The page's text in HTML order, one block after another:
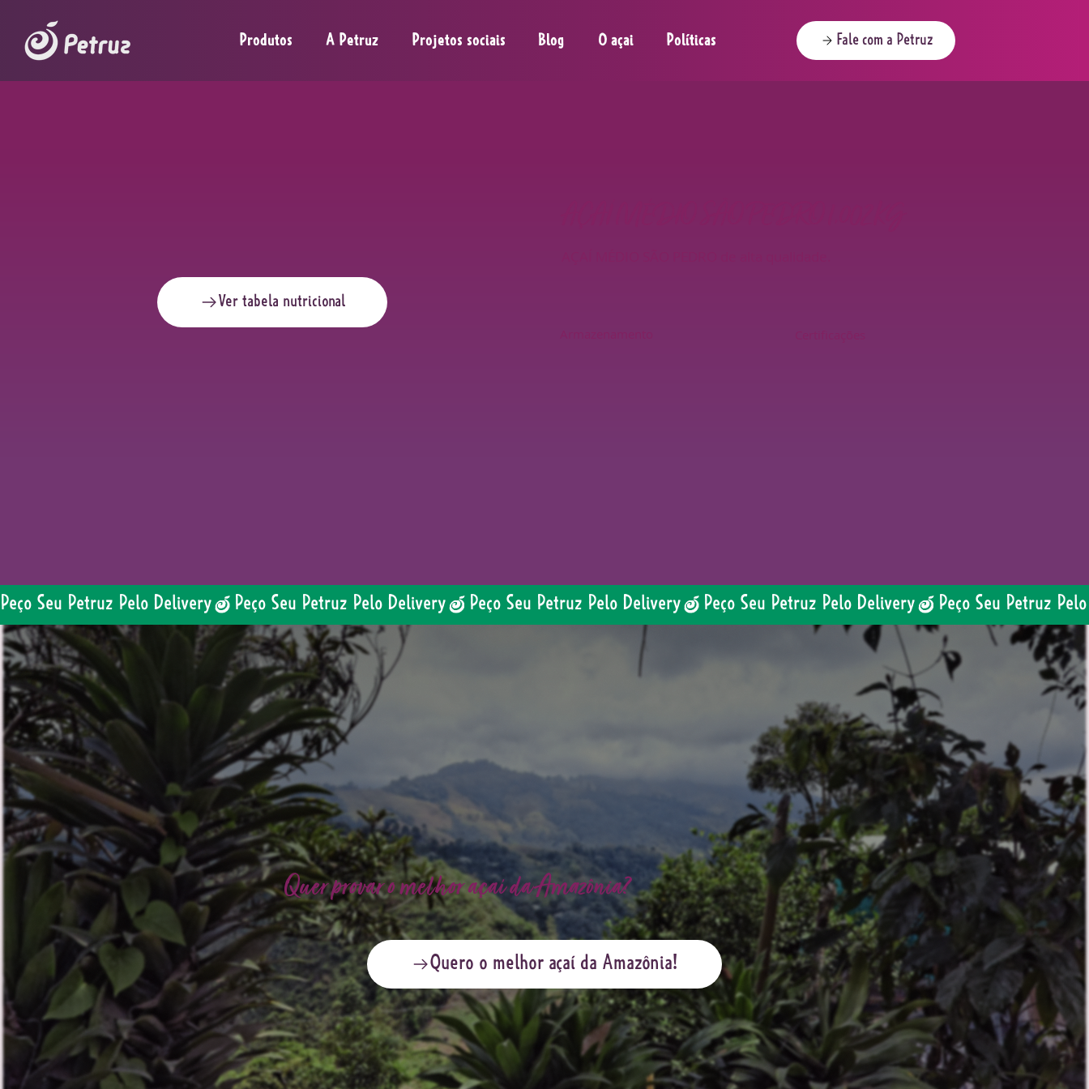
Produtos A Petruz Projetos sociais Blog O açai Políticas Fale com a Petruz
Ver tabela nutricional
Peço Seu Petruz Pelo Delivery
Quer provar o melhor açaí da Amazônia?
Quero o melhor açaí da Amazônia!